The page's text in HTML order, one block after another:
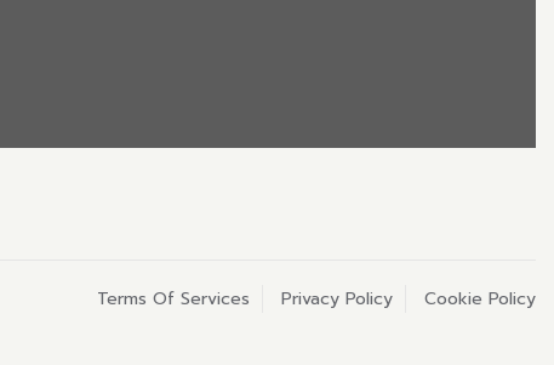
Terms Of Services Privacy Policy Cookie Policy